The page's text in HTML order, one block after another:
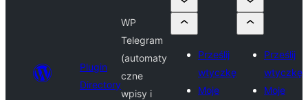
Plugin
Directory
WP
Telegram
(automaty
czne
wpisy i
Prześlij
wtyczkę
Moje
Prześlij
wtyczkę
Moje